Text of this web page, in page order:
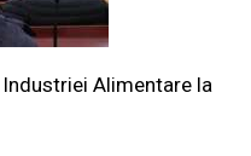
Alimentare la